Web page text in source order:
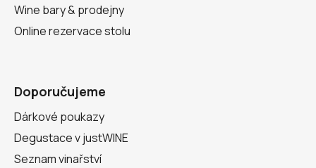
Wine bary & prodejny
Online rezervace stolu
Doporučujeme
Dárkové poukazy
Degustace v justWINE
Seznam vinařství